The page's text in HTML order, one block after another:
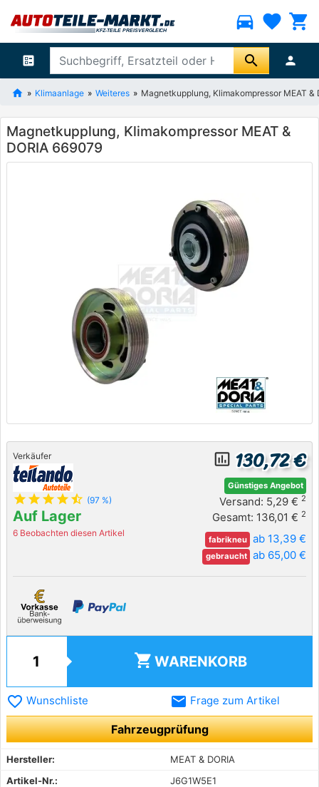
directions_car favorite shopping_cart
ballot search person
Klimaanlage Weiteres Magnetkupplung, Klimakompressor MEAT &
Magnetkupplung, Klimakompressor MEAT &
DORIA 669079
Verkäufer
star star star star star_half (97 %)
Auf Lager
6 Beobachten diesen Artikel
insert_chart_outlined 130,72 €
Günstiges Angebot
Versand: 5,29 € 2
Gesamt: 136,01 € 2
fabrikneu ab 13,39 €
gebraucht ab 65,00 €
shopping_cart WARENKORB
favorite_border Wunschliste email Frage zum Artikel
Fahrzeugprüfung
Hersteller:
MEAT & DORIA
Artikel-Nr.:
J6G1W5E1